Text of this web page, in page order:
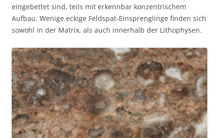
eingebettet sind, teils mit erkennbar konzentrischem
Aufbau. Wenige eckige Feldspat-Einsprenglinge finden sich
sowohl in der Matrix, als auch innerhalb der Lithophysen.